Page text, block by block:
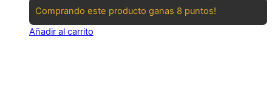
Comprando este producto ganas 8 puntos!
Añadir al carrito